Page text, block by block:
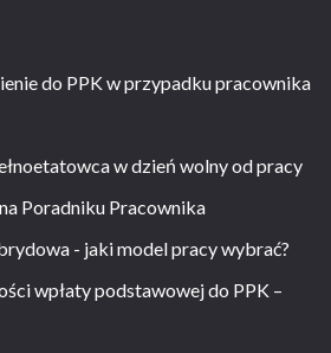
do PPK w przypadku pracownika
w dzień wolny od pracy
Poradniku Pracownika
- jaki model pracy wybrać?
wpłaty podstawowej do PPK –